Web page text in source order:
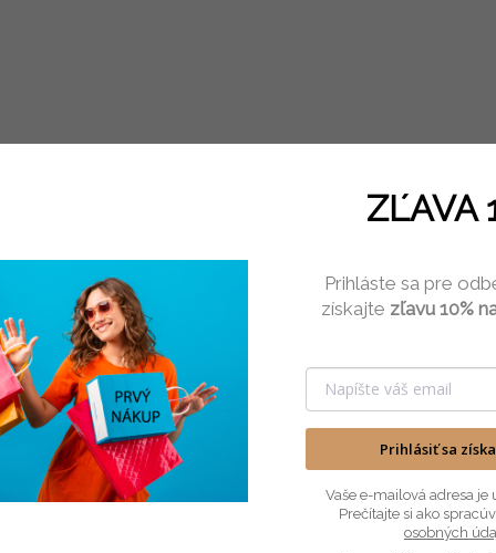
meniny je super
Popis Podobné (4)
Objem 320ml. Upozornenie !!! Cena je za jeden hrnček !!
ZĽAVA
Prihláste sa pre
získajte zľavu 10%
Prihlásiť sa
Vaše e-mailová adresa je
Prečítajte si ako
osobných